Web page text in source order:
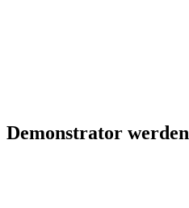
Demonstrator werden